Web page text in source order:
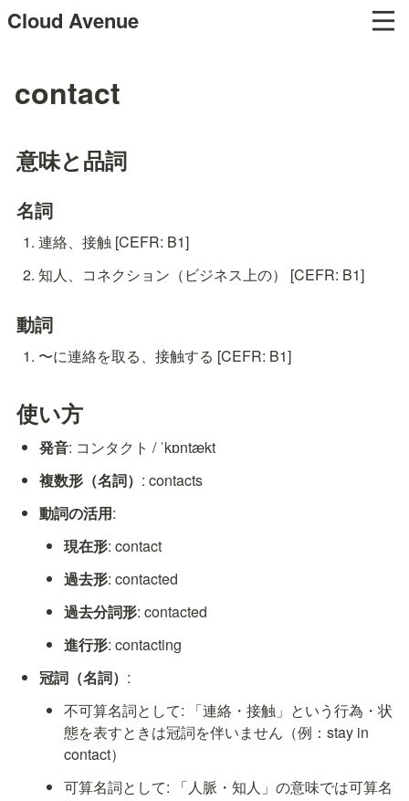
Cloud Avenue
contact
意味と品詞
名詞
連絡、接触 [CEFR: B1]
知人、コネクション（ビジネス上の） [CEFR: B1]
動詞
〜に連絡を取る、接触する [CEFR: B1]
使い方
発音: コンタクト / ˈkɒntækt
複数形（名詞） : contacts
動詞の活用:
現在形: contact
過去形: contacted
過去分詞形: contacted
進行形: contacting
冠詞（名詞） :
不可算名詞として: 「連絡・接触」という行為・状
態を表すときは冠詞を伴いません（例：stay in
contact）
可算名詞として: 「人脈・知人」の意味では可算名